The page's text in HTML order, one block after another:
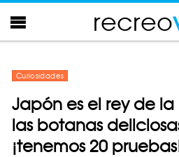
recreo
Curiosidades
Japón es el rey de
las botanas
¡tenemos 20